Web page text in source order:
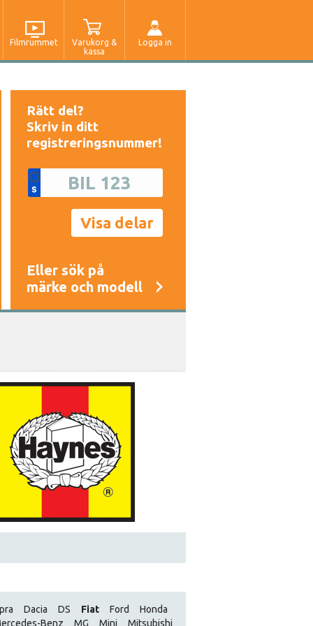
Filmrummet
Varukorg &
kassa
Logga in
Rätt del?
Skriv in ditt
registreringsnummer!
Eller sök på
märke och modell
Dacia DS Fiat Ford
Honda
Benz MG Mini
Mitsubishi